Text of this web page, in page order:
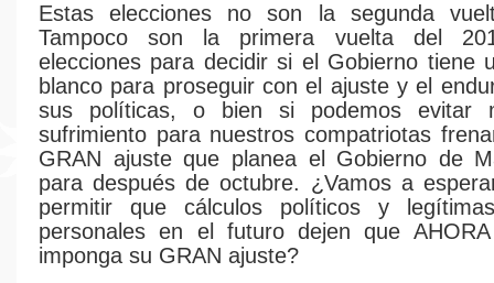
Estas elecciones no son la segunda
Tampoco son la primera vuelta del
elecciones para decidir si el Gobierno tiene
blanco para proseguir con el ajuste y el
sus políticas, o bien si podemos evitar
sufrimiento para nuestros compatriotas
GRAN ajuste que planea el Gobierno de
para después de octubre. ¿Vamos a
permitir que cálculos políticos y
personales en el futuro dejen que
imponga su GRAN ajuste?